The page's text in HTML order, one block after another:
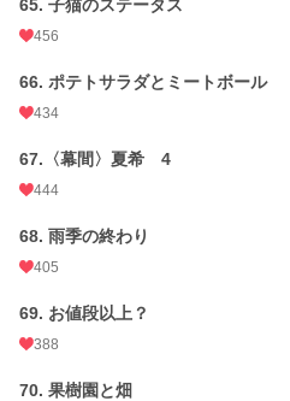
65. 子猫のステータス
456
66. ポテトサラダとミートボール
434
67.〈幕間〉夏希 4
444
68. 雨季の終わり
405
69. お値段以上？
388
70. 果樹園と畑